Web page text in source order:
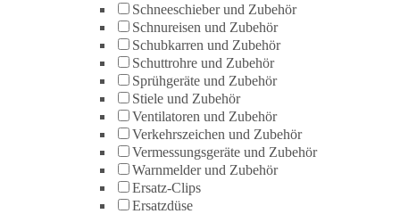
Schneeschieber und Zubehör
Schnureisen und Zubehör
Schubkarren und Zubehör
Schuttrohre und Zubehör
Sprühgeräte und Zubehör
Stiele und Zubehör
Ventilatoren und Zubehör
Verkehrszeichen und Zubehör
Vermessungsgeräte und Zubehör
Warnmelder und Zubehör
Ersatz-Clips
Ersatzdüse